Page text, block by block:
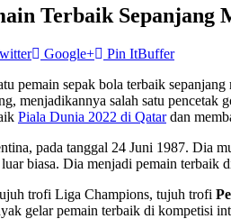
Terbaik Sepanjang
Google+ Pin ItBuffer
pemain sepak bola terbaik
menjadikannya salah satu pencetak
Piala Dunia 2022 di Qatardan
pada tanggal 24 Juni 1987. Dia
biasa. Dia menjadi pemain terbaik
trofi Liga Champions, tujuh trofi
gelar pemain terbaik di kompetisi